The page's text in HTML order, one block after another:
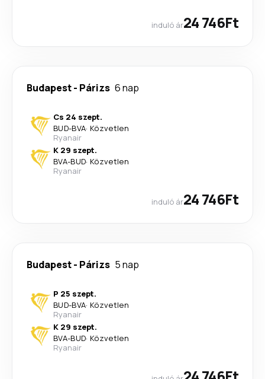
induló ár24 746Ft
Budapest- Párizs 6 nap
Cs 24 szept.
BUD-BVA· Közvetlen
Ryanair
K 29 szept.
BVA-BUD· Közvetlen
Ryanair
induló ár24 746Ft
Budapest- Párizs 5 nap
P 25 szept.
BUD-BVA· Közvetlen
Ryanair
K 29 szept.
BVA-BUD· Közvetlen
Ryanair